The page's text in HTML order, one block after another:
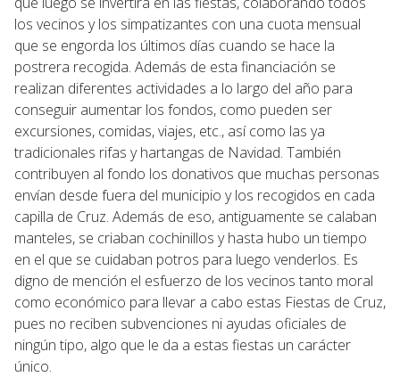
los vecinos y los simpatizantes con una cuota mensual
que se engorda los últimos días cuando se hace la
postrera recogida. Además de esta financiación se
realizan diferentes actividades a lo largo del año para
conseguir aumentar los fondos, como pueden ser
excursiones, comidas, viajes, etc., así como las ya
tradicionales rifas y hartangas de Navidad. También
contribuyen al fondo los donativos que muchas personas
envían desde fuera del municipio y los recogidos en cada
capilla de Cruz. Además de eso, antiguamente se calaban
manteles, se criaban cochinillos y hasta hubo un tiempo
en el que se cuidaban potros para luego venderlos. Es
digno de mención el esfuerzo de los vecinos tanto moral
como económico para llevar a cabo estas Fiestas de Cruz,
pues no reciben subvenciones ni ayudas oficiales de
ningún tipo, algo que le da a estas fiestas un carácter
único.